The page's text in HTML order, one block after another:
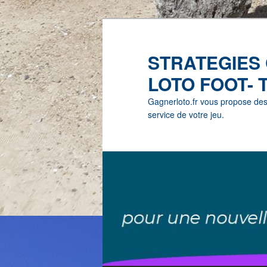
LOTO FOOT-
Gagnerloto.fr vous propose
service de votre jeu.